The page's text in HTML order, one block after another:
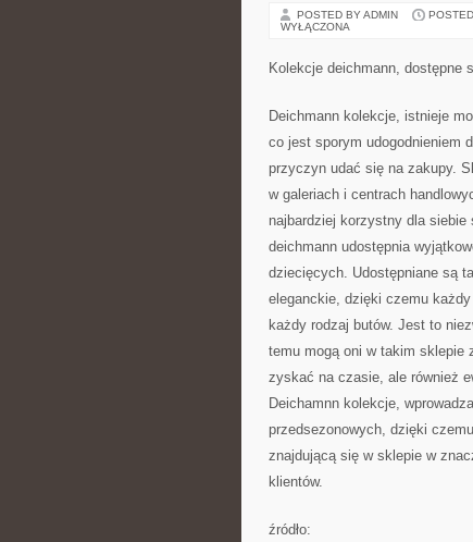
POSTED BY ADMIN
WYŁĄCZONA
Kolekcje deichmann, dostępne
Deichmann kolekcje, istnieje
co jest sporym udogodnieniem
przyczyn udać się na zakupy.
w galeriach i centrach
najbardziej korzystny dla
deichmann udostępnia
dziecięcych. Udostępniane są
eleganckie, dzięki czemu
każdy rodzaj butów. Jest to
temu mogą oni w takim sklepie
zyskać na czasie, ale również
Deichamnn kolekcje,
przedsezonowych, dzięki
znajdującą się w sklepie w
klientów.
źródło: